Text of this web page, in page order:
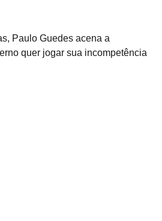
Paulo Guedes acena a
quer jogar sua incompetência